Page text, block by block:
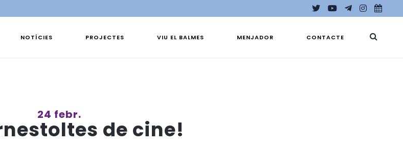
NOTÍCIES PROJECTES VIU EL BALMES MENJADOR CONTACTE
24 febr.
de cine!